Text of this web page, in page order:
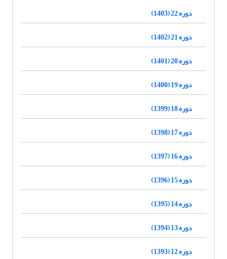
دوره 22 (1403)
دوره 21 (1402)
دوره 20 (1401)
دوره 19 (1400)
دوره 18 (1399)
دوره 17 (1398)
دوره 16 (1397)
دوره 15 (1396)
دوره 14 (1395)
دوره 13 (1394)
دوره 12 (1393)